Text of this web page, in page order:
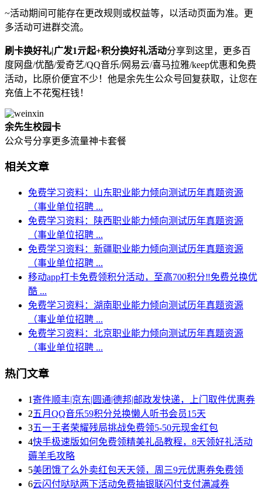
~活动期间可能存在更改规则或权益等，以活动页面为准。更
多活动可进群交流。
刷卡换好礼|广发1亓起+积分换好礼活动分享到这里，更多百
度网盘/优酷/爱奇艺/QQ音乐/网易云/喜马拉雅/keep优惠和免费
活动，比原价便宜不少！他是余先生公众号回复获取，让您在
充值上不花冤枉钱！
余先生校园卡
公众号分享更多流量神卡套餐
相关文章
免费学习资料：山东职业能力倾向测试历年真题资源
（事业单位招聘 ...
免费学习资料：陕西职业能力倾向测试历年真题资源
（事业单位招聘 ...
免费学习资料：新疆职业能力倾向测试历年真题资源
（事业单位招聘 ...
移动app打卡免费领积分活动，至高700积分‼️免费兑换优
酷 ...
免费学习资料：湖南职业能力倾向测试历年真题资源
（事业单位招聘 ...
免费学习资料：北京职业能力倾向测试历年真题资源
（事业单位招聘 ...
热门文章
1 寄件顺丰|京东|圆通|德邦|邮政发快递，上门取件优惠券
2五月QQ音乐59积分兑换懒人听书会员15天
3五一王者荣耀残局挑战免费领5-50元现金红包
4快手极速版如何免费领精美礼品教程，8天领好礼活动
薅羊毛攻略
5美团饿了么外卖红包天天领，周三9元优惠券免费领
6云闪付哒哒两下活动免费抽银联闪付支付满减券